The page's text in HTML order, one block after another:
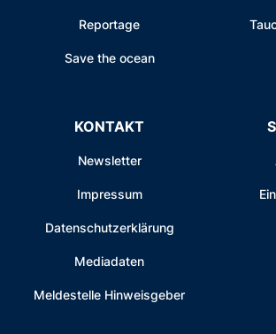
Reportage
Save the ocean
KONTAKT
Newsletter
Impressum
Datenschutzerklärung
Mediadaten
Meldestelle Hinweisgeber